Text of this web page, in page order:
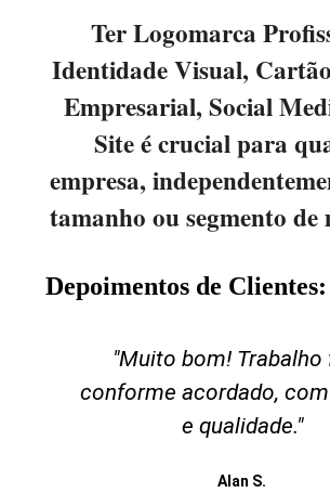
Ter Logomarca
Identidade Visual,
Empresarial, Social
Site é crucial para
empresa,
tamanho ou segmento de
Depoimentos de Clientes:
"Muito bom! Trabalho
conforme acordado,
e qualidade."
Alan S.